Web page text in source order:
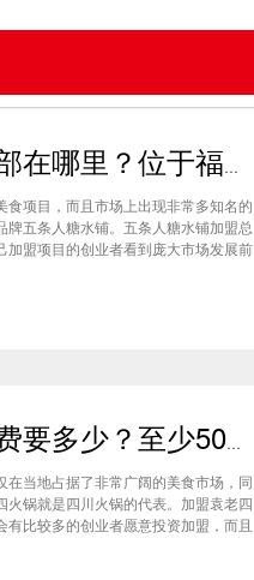
五条人糖水铺加盟总部在哪里？位于福建厦门欢迎大家前来考察
项目，而且市场上出现非常多知名的
五条人糖水铺。五条人糖水铺加盟总
盟项目的创业者看到庞大市场发展前
条人糖水铺加盟总部在哪里？五条人
加盟袁老四火锅加盟费要多少？至少50万资金你准备好了吗？
当地占据了非常广阔的美食市场，同
锅就是四川火锅的代表。加盟袁老四
比较多的创业者愿意投资加盟，而且
好了吗？加盟袁老四火锅加盟费要